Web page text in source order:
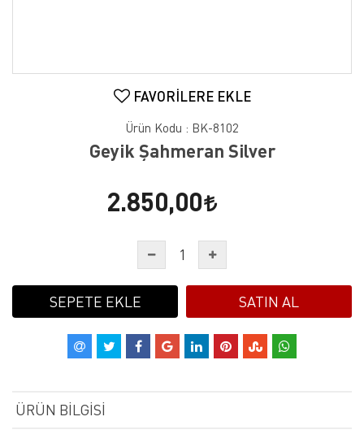
FAVORILERE EKLE
Ürün Kodu : BK-8102
Geyik Şahmeran Silver
2.850,00
SEPETE EKLE SATIN AL
ÜRÜN BILGISI